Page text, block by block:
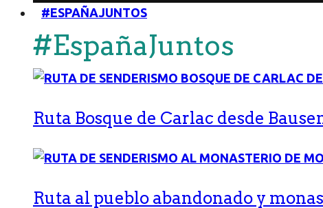
#ESPAÑAJUNTOS
#EspañaJuntos
Ruta Bosque de Carlac desde
Ruta al pueblo abandonado y